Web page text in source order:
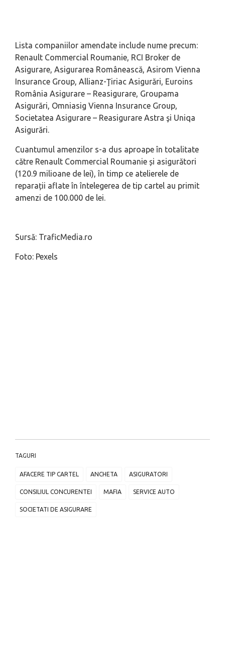
Lista companiilor amendate include nume precum:
Renault Commercial Roumanie, RCI Broker de
Asigurare, Asigurarea Românească, Asirom Vienna
Insurance Group, Allianz-Ţiriac Asigurări, Euroins
România Asigurare – Reasigurare, Groupama
Asigurări, Omniasig Vienna Insurance Group,
Societatea Asigurare – Reasigurare Astra şi Uniqa
Asigurări.
Cuantumul amenzilor s-a dus aproape în totalitate
către Renault Commercial Roumanie și asigurători
(120.9 milioane de lei), în timp ce atelierele de
reparații aflate în întelegerea de tip cartel au primit
amenzi de 100.000 de lei.
Sursă: TraficMedia.ro
Foto: Pexels
TAGURI
AFACERE TIP CARTEL ANCHETA ASIGURATORI
CONSILIUL CONCURENTEI MAFIA SERVICE AUTO
SOCIETATI DE ASIGURARE